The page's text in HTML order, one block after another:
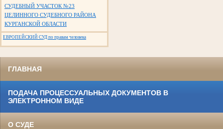
СУДЕБНЫЙ УЧАСТОК №23
ЦЕЛИННОГО СУДЕБНОГО РАЙОНА
КУРГАНСКОЙ ОБЛАСТИ
ЕВРОПЕЙСКИЙ СУД по правам человека
ГЛАВНАЯ
ПОДАЧА ПРОЦЕССУАЛЬНЫХ ДОКУМЕНТОВ В
ЭЛЕКТРОННОМ ВИДЕ
О СУДЕ